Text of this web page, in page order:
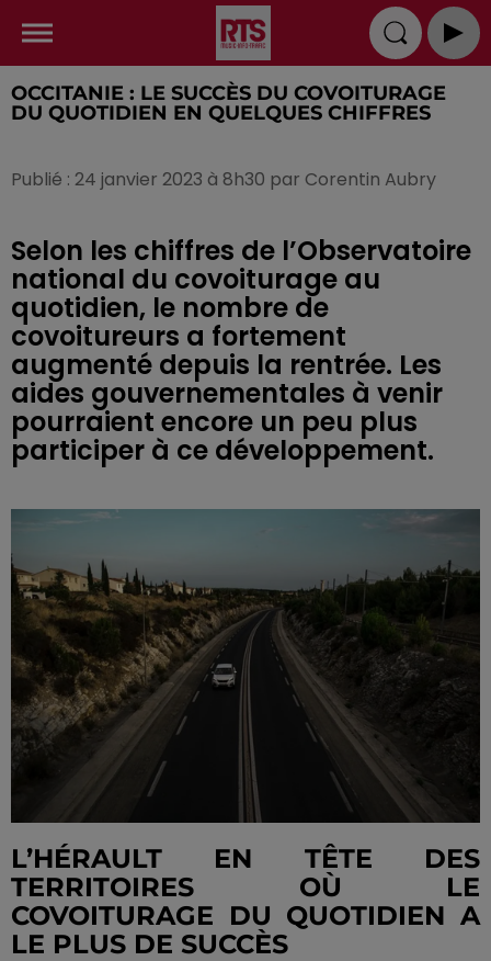
OCCITANIE : LE SUCCÈS DU COVOITURAGE
DU QUOTIDIEN EN QUELQUES CHIFFRES
Publié : 24 janvier 2023 à 8h30 par Corentin Aubry
Selon les chiffres de l’Observatoire
national du covoiturage au
quotidien, le nombre de
covoitureurs a fortement
augmenté depuis la rentrée. Les
aides gouvernementales à venir
pourraient encore un peu plus
participer à ce développement.
L’HÉRAULT EN TÊTE DES
TERRITOIRES OÙ LE
COVOITURAGE DU QUOTIDIEN A
LE PLUS DE SUCCÈS